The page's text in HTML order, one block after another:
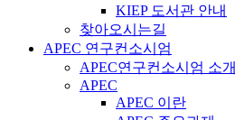
KIEP 도서관 안내
찾아오시는길
APEC 연구컨소시엄
APEC연구컨소시엄 소개
APEC
APEC 이란